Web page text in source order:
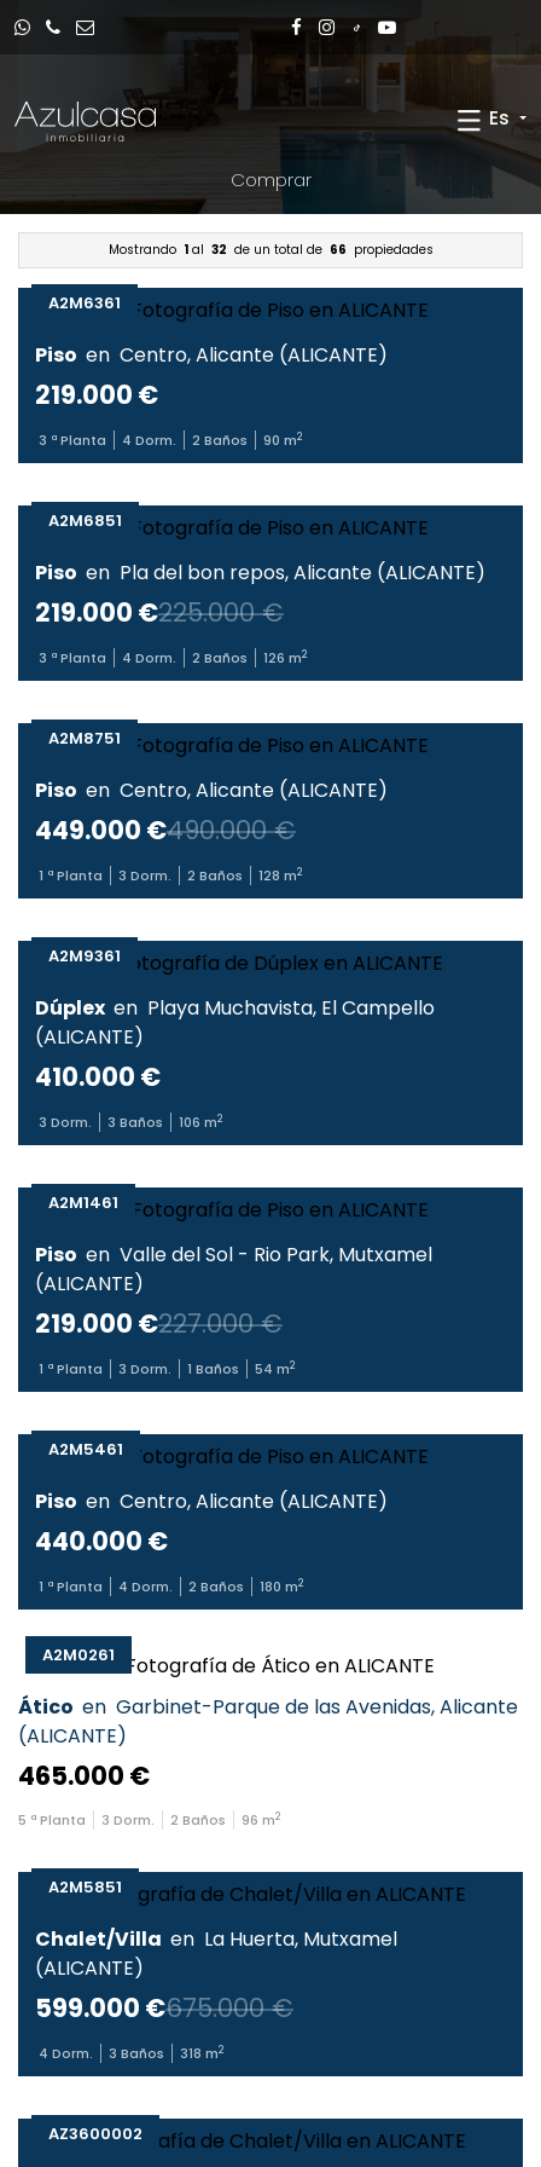
Es
Comprar
Mostrando 1 al 32 de un total de 66 propiedades
A2M6361
Piso en Centro,Alicante (ALICANTE)
219.000 €
3 ª Planta 4 Dorm. 2 Baños 90 m2
A2M6851
Piso en Pla del bon repos,Alicante (ALICANTE)
225.000 €
219.000 €
3 ª Planta 4 Dorm. 2 Baños 126 m2
A2M8751
Piso en Centro,Alicante (ALICANTE)
490.000 €
449.000 €
1 ª Planta 3 Dorm. 2 Baños 128 m2
A2M9361
Dúplex en Playa Muchavista, El Campello
(ALICANTE)
410.000 €
3 Dorm. 3 Baños 106 m2
A2M1461
Piso en Valle del Sol - Rio Park, Mutxamel
(ALICANTE)
227.000 €
219.000 €
1 ª Planta 3 Dorm. 1 Baños 54 m2
A2M5461
Piso en Centro,Alicante (ALICANTE)
440.000 €
1 ª Planta 4 Dorm. 2 Baños 180 m2
A2M0261
Ático en Garbinet-Parque de las Avenidas,Alicante
(ALICANTE)
465.000 €
5 ª Planta 3 Dorm. 2 Baños 96 m2
A2M5851
Chalet/Villa en La Huerta, Mutxamel
(ALICANTE)
675.000 €
599.000 €
4 Dorm. 3 Baños 318 m2
AZ3600002